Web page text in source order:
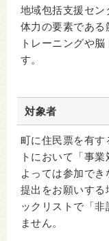
地域包括支援セン
体力の要素である
トレーニングや
す。
対象者
町に住民票を有す
トにおいて「事
よっては参加で
提出をお願いする
ックリストで「
ません。